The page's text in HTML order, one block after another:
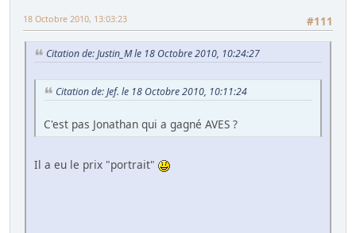
#111
18 Octobre 2010, 13:03:23
Citation de: Justin_M le 18 Octobre 2010, 10:24:27
Citation de: Jef. le 18 Octobre 2010, 10:11:24
C'est pas Jonathan qui a gagné AVES ?
Il a eu le prix "portrait"